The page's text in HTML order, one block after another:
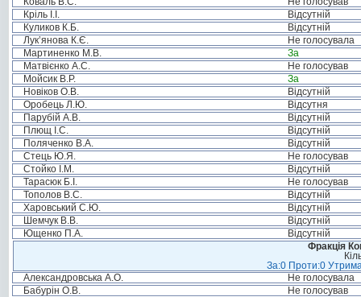
Кріль І.І.
Відсутній
Куликов К.Б.
Відсутній
Лук’янова К.Є.
Не голосувала
Мартиненко М.В.
За
Матвієнко А.С.
Не голосував
Мойсик В.Р.
За
Новіков О.В.
Відсутній
Оробець Л.Ю.
Відсутня
Парубій А.В.
Відсутній
Плющ І.С.
Відсутній
Поляченко В.А.
Відсутній
Стець Ю.Я.
Не голосував
Стойко І.М.
Відсутній
Тарасюк Б.І.
Не голосував
Тополов В.С.
Відсутній
Харовський С.Ю.
Відсутній
Шемчук В.В.
Відсутній
Ющенко П.А.
Відсутній
Фракція
За:0 Проти:0
Александровська А.О.
Не голосувала
Бабурін О.В.
Не голосував